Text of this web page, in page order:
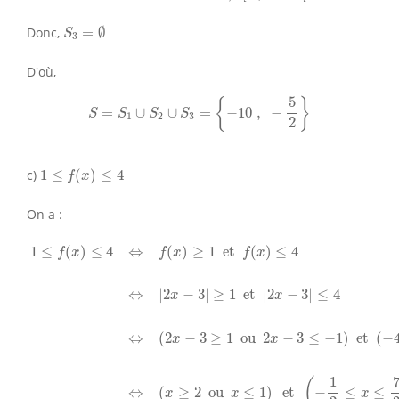
Donc, S3 = ∅
S3 ∅
D'où,
S = S1 ∪ S2 ∪ S3 = { −10 , −
5
2 }
−
c) 1 ≤ f(x) ≤ 4
1 ≤f x)≤4
On a :
1 ≤ f(x) ≤ 4 ⇔ f(x) ≥ 1 et f(x) ≤ 4
⇔ 2x − 3| ≥ 1 et 2x − 3 ≤ 4
⇔ (2x − 3 ≥ 1 ou 2x − 3 ≤ −1) et (−
⇔ (x ≥ 2 ou x ≤ 1) et −
1
≤ x ≤
7
1 f( x)≤4 ⇔f (x 1 etf(x ≤4 ⇔ |2 x−3| ≥1 et